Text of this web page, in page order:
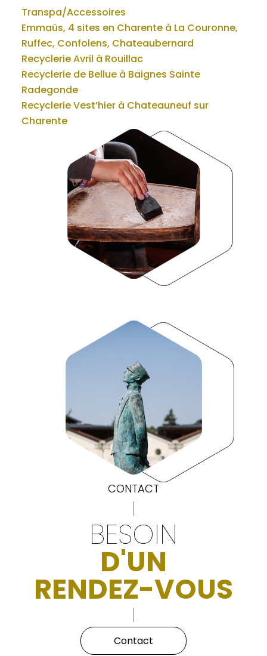
Transpa/Accessoires
Emmaüs, 4 sites en Charente à La Couronne,
Ruffec, Confolens, Chateaubernard
Recyclerie Avril à Rouillac
Recyclerie de Bellue à Baignes Sainte
Radegonde
Recyclerie Vest’hier à Chateauneuf sur
Charente
CONTACT
BESOIN
D'UN
RENDEZ-VOUS
Contact